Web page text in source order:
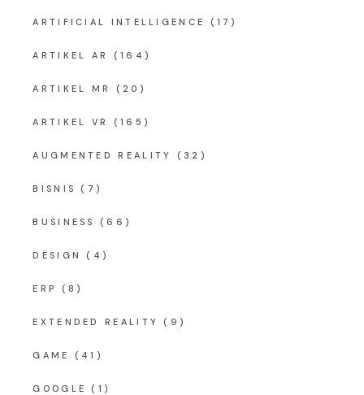
ARTIFICIAL INTELLIGENCE (17)
ARTIKEL AR (164)
ARTIKEL MR (20)
ARTIKEL VR (165)
AUGMENTED REALITY (32)
BISNIS (7)
BUSINESS (66)
DESIGN (4)
ERP (8)
EXTENDED REALITY (9)
GAME (41)
GOOGLE (1)